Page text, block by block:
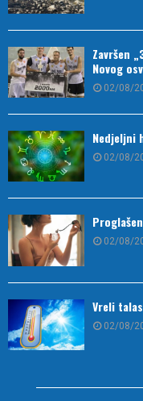
Završen
Novog
02/08/
Nedjeljni
02/08/
02/08/
Vreli
02/08/